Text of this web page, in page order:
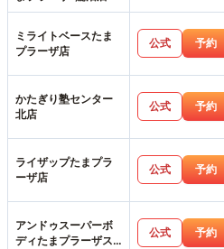
ミライトベースたま
プラーザ店
公式 予約
かたぎり塾センター
北店
公式 予約
ライザップたまプラ
ーザ店
公式 予約
アンドゥスーパーボ
ディたまプラーザス
公式 予約